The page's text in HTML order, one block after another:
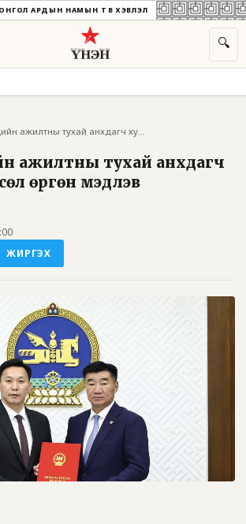
АРДЫН НАМЫН ТӨВ ХЭВЛЭЛ
🔍
Эрүүл мэндийн ажилтны тухай анхдагч хуу...
ажилтны тухай анхдагч
өргөн мэдүүлэв
ЖИРГЭХ